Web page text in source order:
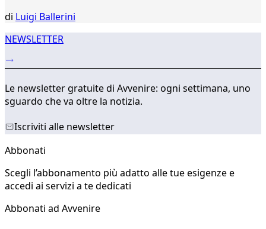
di Luigi Ballerini
NEWSLETTER
Le newsletter gratuite di Avvenire: ogni settimana, uno
sguardo che va oltre la notizia.
Iscriviti alle newsletter
Abbonati
Scegli l’abbonamento più adatto alle tue esigenze e
accedi ai servizi a te dedicati
Abbonati ad Avvenire